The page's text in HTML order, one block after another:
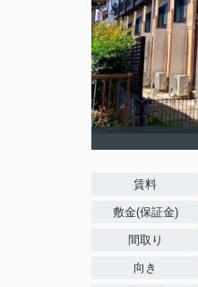
賃料
敷金(保証金)
間取り
向き